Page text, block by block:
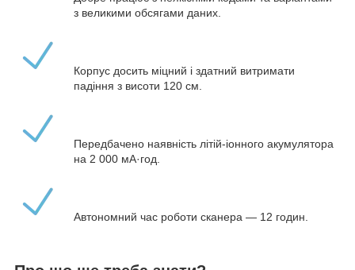
з великими обсягами даних.
Корпус досить міцний і здатний витримати
падіння з висоти 120 см.
Передбачено наявність літій-іонного акумулятора
на 2 000 мА·год.
Автономний час роботи сканера — 12 годин.